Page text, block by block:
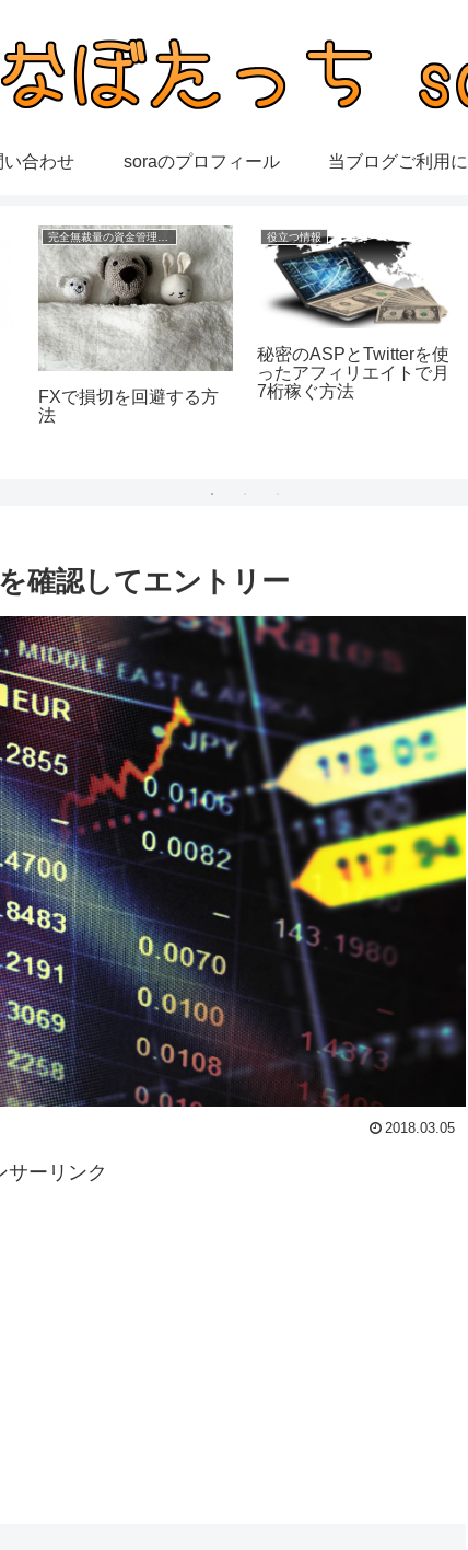
い合わせ soraのプロフィール 当ブログご利用
FXで損切を回避する方
法
役立つ情報
秘密のASPとTwitterを使
ったアフィリエイトで月
7桁稼ぐ方法
確認してエントリー
2018.03.05
サーリンク